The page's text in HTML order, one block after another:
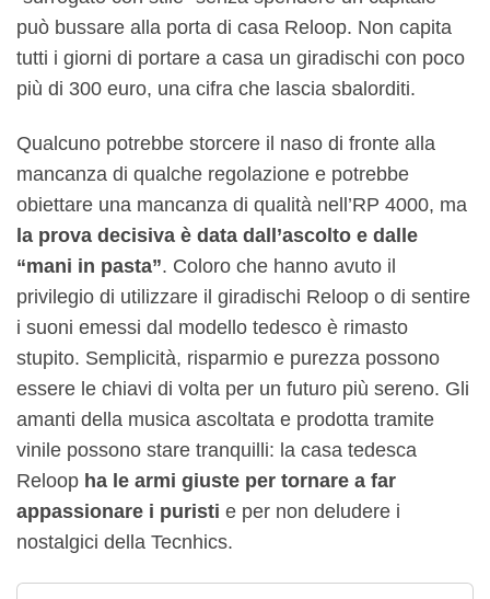
può bussare alla porta di casa Reloop. Non capita
tutti i giorni di portare a casa un giradischi con poco
più di 300 euro, una cifra che lascia sbalorditi.
Qualcuno potrebbe storcere il naso di fronte alla
mancanza di qualche regolazione e potrebbe
obiettare una mancanza di qualità nell’RP 4000, ma
la prova decisiva è data dall’ascolto e dalle
“mani in pasta”. Coloro che hanno avuto il
privilegio di utilizzare il giradischi Reloop o di sentire
i suoni emessi dal modello tedesco è rimasto
stupito. Semplicità, risparmio e purezza possono
essere le chiavi di volta per un futuro più sereno. Gli
amanti della musica ascoltata e prodotta tramite
vinile possono stare tranquilli: la casa tedesca
Reloop ha le armi giuste per tornare a far
appassionare i puristi e per non deludere i
nostalgici della Tecnhics.